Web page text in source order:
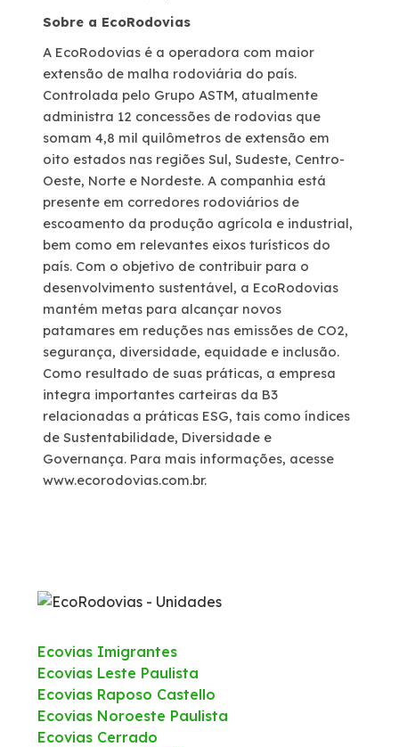
Sobre a EcoRodovias
A EcoRodovias é a operadora com maior
extensão de malha rodoviária do país.
Controlada pelo Grupo ASTM, atualmente
administra 12 concessões de rodovias que
somam 4,8 mil quilômetros de extensão em
oito estados nas regiões Sul, Sudeste, Centro-
Oeste, Norte e Nordeste. A companhia está
presente em corredores rodoviários de
escoamento da produção agrícola e industrial,
bem como em relevantes eixos turísticos do
país. Com o objetivo de contribuir para o
desenvolvimento sustentável, a EcoRodovias
mantém metas para alcançar novos
patamares em reduções nas emissões de CO2,
segurança, diversidade, equidade e inclusão.
Como resultado de suas práticas, a empresa
integra importantes carteiras da B3
relacionadas a práticas ESG, tais como índices
de Sustentabilidade, Diversidade e
Governança. Para mais informações, acesse
www.ecorodovias.com.br.
Ecovias Imigrantes
Ecovias Leste Paulista
Ecovias Raposo Castello
Ecovias Noroeste Paulista
Ecovias Cerrado